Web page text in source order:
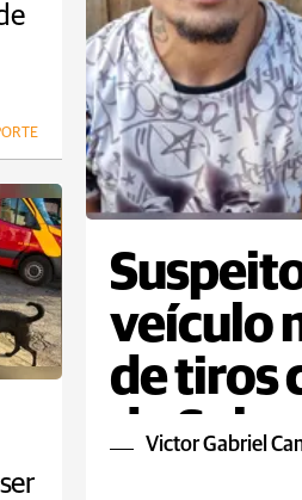
veículo
de tiros
do Sul
Victor Gabriel